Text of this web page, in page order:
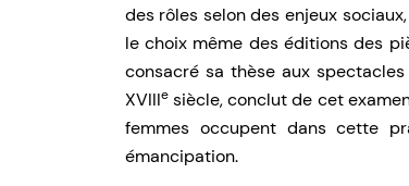
des rôles selon des enjeux
le choix même des éditions des
consacré sa thèse aux
XVIIIesiècle, conclut de cet
femmes occupent dans cette
émancipation.